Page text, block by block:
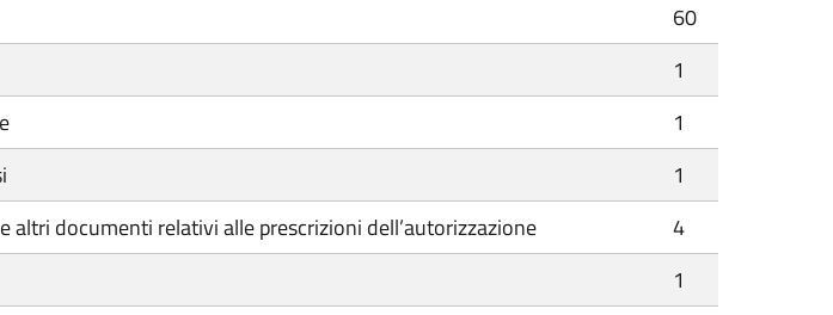
60
1
1
1
altri documenti relativi alle prescrizioni dell’autorizzazione
4
1